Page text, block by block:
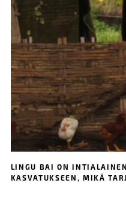
LINGU BAI ON
KASVATUKSEEN, MIKÄ